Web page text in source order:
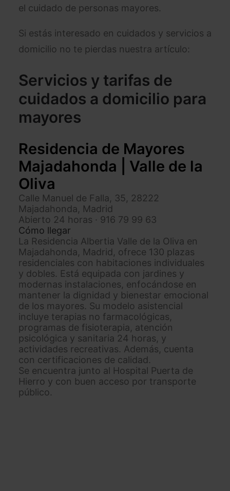
el cuidado de personas mayores.
Si estás interesado en cuidados y servicios a
domicilio no te pierdas nuestra artículo:
Servicios y tarifas de
cuidados a domicilio para
mayores
Residencia de Mayores
Majadahonda | Valle de la
Oliva
Calle Manuel de Falla, 35, 28222
Majadahonda, Madrid
Abierto 24 horas · 916 79 99 63
Cómo llegar
La Residencia Albertia Valle de la Oliva en
Majadahonda, Madrid, ofrece 130 plazas
residenciales con habitaciones individuales
y dobles. Está equipada con jardines y
modernas instalaciones, enfocándose en
mantener la dignidad y bienestar emocional
de los mayores. Su modelo asistencial
incluye terapias no farmacológicas,
programas de fisioterapia, atención
psicológica y sanitaria 24 horas, y
actividades recreativas. Además, cuenta
con certificaciones de calidad.
Se encuentra junto al Hospital Puerta de
Hierro y con buen acceso por transporte
público.